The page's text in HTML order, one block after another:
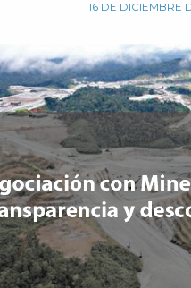
16 DE DICIEMBRE